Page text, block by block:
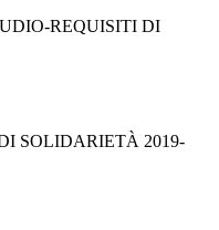
DI
SOLIDARIETÀ 2019-